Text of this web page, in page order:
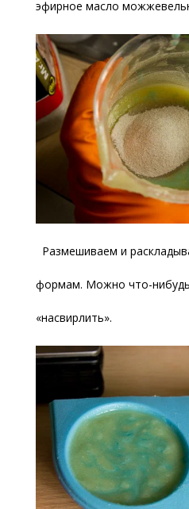
эфирное масло
Размешиваем и
формам. Можно что-
«насвирлить».